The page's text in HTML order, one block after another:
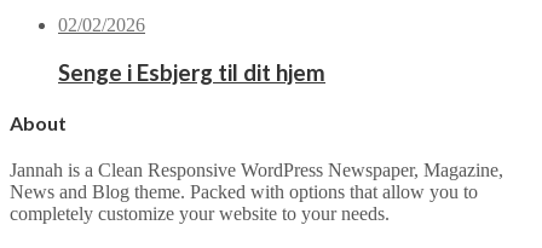
02/02/2026
Senge i Esbjerg til dit hjem
About
Jannah is a Clean Responsive WordPress Newspaper, Magazine,
News and Blog theme. Packed with options that allow you to
completely customize your website to your needs.